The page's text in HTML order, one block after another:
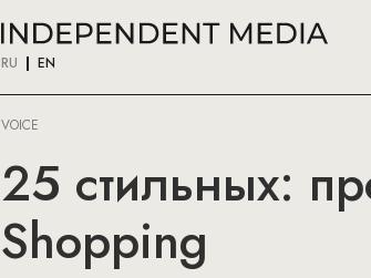
RU EN
VOICE
25 стильных:
Shopping